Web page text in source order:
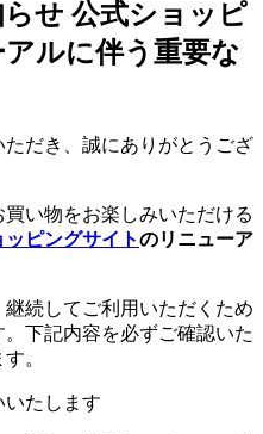
せ 公式ショッピ
ルに伴う重要な
だき、誠にありがとうござ
い物をお楽しみいただける
ピングサイトのリニューア
続してご利用いただくため
下記内容を必ずご確認いた
。
いたします